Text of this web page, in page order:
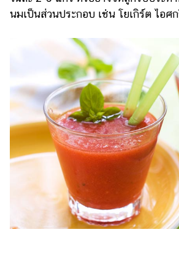
สัตว์
Infographic
แอปฯ
กระปุก
คอร์ส
ออนไลน์
ออนไลน์
ติดต่อ
นมเป็นส่วนประกอบ เช่น โยเกิร์ต ไอศ